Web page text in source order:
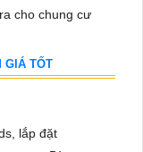
GIÁ TỐT